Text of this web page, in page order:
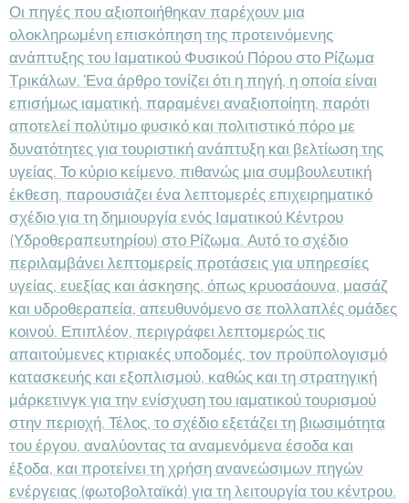
Οι πηγές που αξιοποιήθηκαν παρέχουν μια
ολοκληρωμένη επισκόπηση της προτεινόμενης
ανάπτυξης του Ιαματικού Φυσικού Πόρου στο Ρίζωμα
Τρικάλων. Ένα άρθρο τονίζει ότι η πηγή, η οποία είναι
επισήμως ιαματική, παραμένει αναξιοποίητη, παρότι
αποτελεί πολύτιμο φυσικό και πολιτιστικό πόρο με
δυνατότητες για τουριστική ανάπτυξη και βελτίωση της
υγείας. Το κύριο κείμενο, πιθανώς μια συμβουλευτική
έκθεση, παρουσιάζει ένα λεπτομερές επιχειρηματικό
σχέδιο για τη δημιουργία ενός Ιαματικού Κέντρου
(Υδροθεραπευτηρίου) στο Ρίζωμα. Αυτό το σχέδιο
περιλαμβάνει λεπτομερείς προτάσεις για υπηρεσίες
υγείας, ευεξίας και άσκησης, όπως κρυοσάουνα, μασάζ
και υδροθεραπεία, απευθυνόμενο σε πολλαπλές ομάδες
κοινού. Επιπλέον, περιγράφει λεπτομερώς τις
απαιτούμενες κτιριακές υποδομές, τον προϋπολογισμό
κατασκευής και εξοπλισμού, καθώς και τη στρατηγική
μάρκετινγκ για την ενίσχυση του ιαματικού τουρισμού
στην περιοχή. Τέλος, το σχέδιο εξετάζει τη βιωσιμότητα
του έργου, αναλύοντας τα αναμενόμενα έσοδα και
έξοδα, και προτείνει τη χρήση ανανεώσιμων πηγών
ενέργειας (φωτοβολταϊκά) για τη λειτουργία του κέντρου.